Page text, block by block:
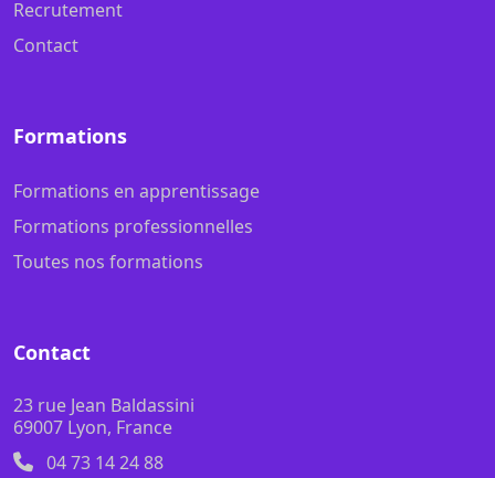
Recrutement
Contact
Formations
Formations en apprentissage
Formations professionnelles
Toutes nos formations
Contact
23 rue Jean Baldassini
69007 Lyon, France
04 73 14 24 88